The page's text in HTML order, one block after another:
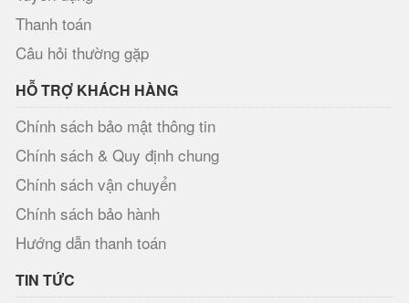
Thanh toán
Câu hỏi thường gặp
HỖ TRỢ KHÁCH HÀNG
Chính sách bảo mật thông tin
Chính sách & Quy định chung
Chính sách vận chuyển
Chính sách bảo hành
Hướng dẫn thanh toán
TIN TỨC